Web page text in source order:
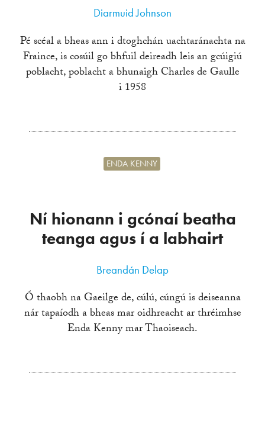
Diarmuid Johnson
Pé scéal a bheas ann i dtoghchán uachtaránachta na
Fraince, is cosúil go bhfuil deireadh leis an gcúigiú
poblacht, poblacht a bhunaigh Charles de Gaulle
i 1958
Ní hionann i gcónaí beatha
teanga agus í a labhairt
ENDA KENNY
Breandán Delap
Ó thaobh na Gaeilge de, cúlú, cúngú is deiseanna
nár tapaíodh a bheas mar oidhreacht ar thréimhse
Enda Kenny mar Thaoiseach.